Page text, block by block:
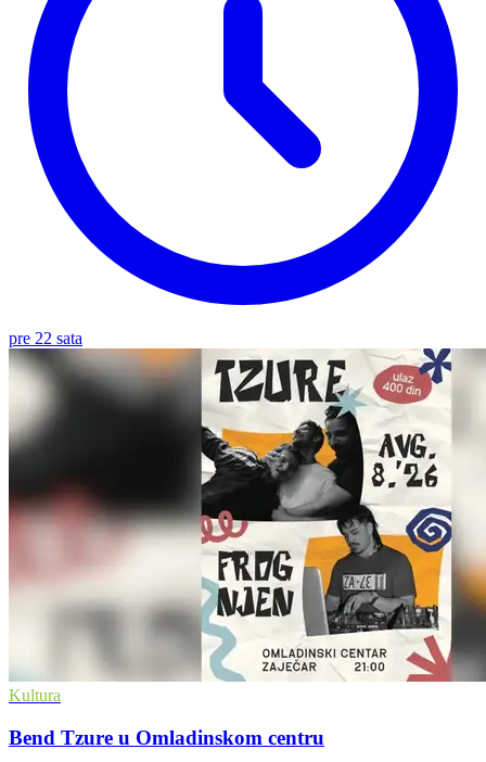
pre 22 sata
Kultura
Bend Tzure u Omladinskom centru